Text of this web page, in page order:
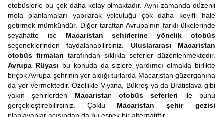
otobüslerle bu çok daha kolay olmaktadır. Aynı zamanda düzenli
mola planlamaları yapılarak yolculuğu çok daha keyifli hale
getirmek mümkündür. Diğer taraftan Avrupa'nın farklı ülkelerinde
seyahatte ise Macaristan şehirlerine yönelik otobüs
seçeneklerinden faydalanabilirsiniz. Uluslararası Macaristan
otobüs firmaları tarafından sıklıkla seferler düzenlenmektedir.
Avrupa Rüyası bu konuda da sizlere yardımcı olmakla birlikte
birçok Avrupa şehrinin yer aldığı turlarda Macaristan güzergahına
da yer vermektedir. Özellikle Viyana, Bükreş ya da Bratislava gibi
yakın şehirlerden Macaristan otobüs seferleri ile bunu
gerçekleştirebilirsiniz. Çoklu Macaristan şehir gezisi
planlayanlar açısından da bu esnek bir alternatiftir.